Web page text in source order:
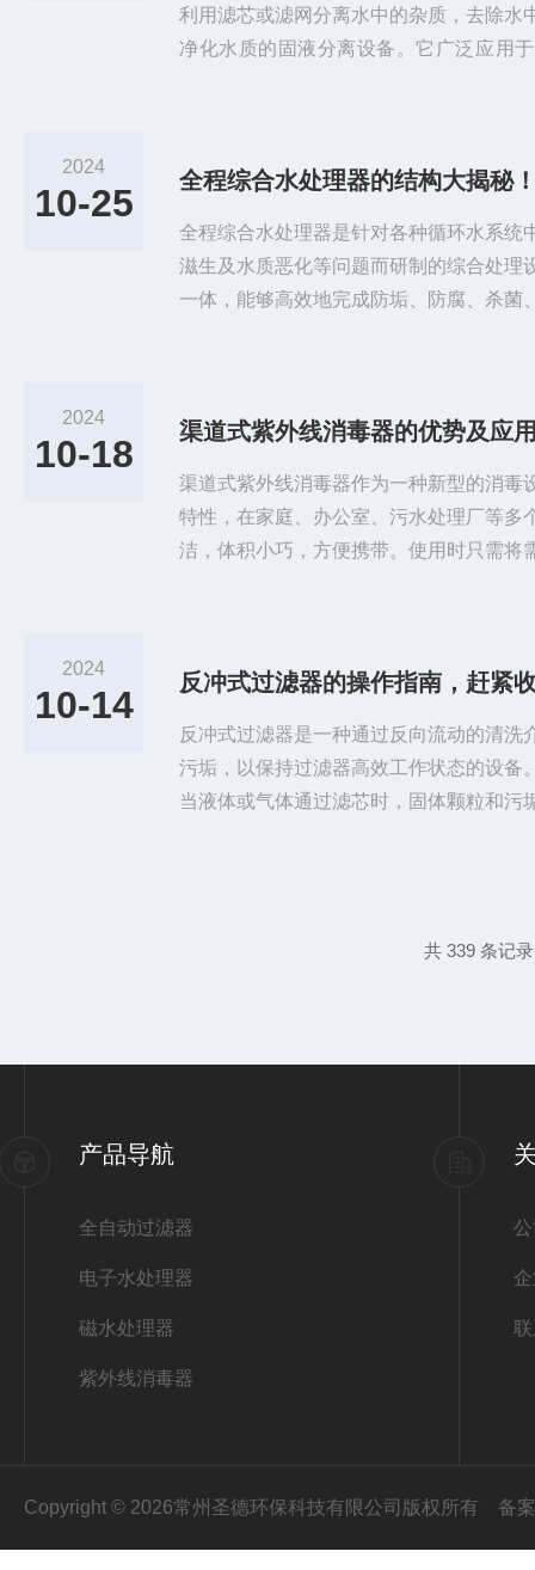
利用滤芯或滤网分离水中的杂质，去除水
净化水质的固液分离设备。它广泛应用
接：将安装在需要保护的管道或设备的前
2024
10-25
全程综合水处理器的结构大揭秘
全程综合水处理器是针对各种循环水系统
滋生及水质恶化等问题而研制的综合处理
一体，能够高效地完成防垢、防腐、杀菌
一定的工作压力和温度变化。它为内部的
2024
10-18
渠道式紫外线消毒器的优势及应
渠道式紫外线消毒器作为一种新型的消毒
特性，在家庭、办公室、污水处理厂等多
洁，体积小巧，方便携带。使用时只需将
线消毒器适用于家庭中各种物品的消毒，
2024
10-14
反冲式过滤器的操作指南，赶紧
反冲式过滤器是一种通过反向流动的清洗
污垢，以保持过滤器高效工作状态的设备
当液体或气体通过滤芯时，固体颗粒和污
共 339 条记
产品导航
全自动过滤器
电子水处理器
磁水处理器
紫外线消毒器
Copyright © 2026常州圣德环保科技有限公司版权所有 备